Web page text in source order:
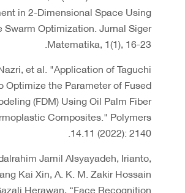
in 2-Dimensional Space Using
Swarm Optimization. Jurnal Siger
Matematika, 1(1), 16-23.
et al. "Application of Taguchi
Optimize the Parameter of Fused
(FDM) Using Oil Palm Fiber
Composites." Polymers
14.11 (2022): 2140.
Jamil Alsyayadeh, Irianto,
Kai Xin, A. K. M. Zakir Hossain
Herawan, “Face Recognition